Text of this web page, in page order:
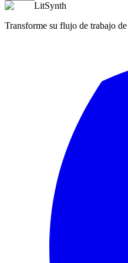
LitSynth
Transforme su flujo de trabajo